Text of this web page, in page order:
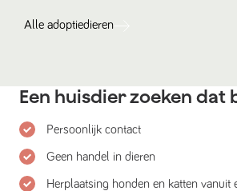
Alle adoptiedieren
Een huisdier zoeken dat
Persoonlijk contact
Geen handel in dieren
Herplaatsing honden en katten vanuit